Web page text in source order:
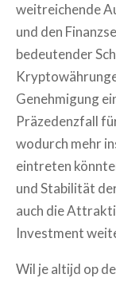
weitreichende
und den
bedeutender
Genehmigung
Präzedenzfall
wodurch mehr
eintreten
und Stabilität
auch die
Investment
Wil je altijd op